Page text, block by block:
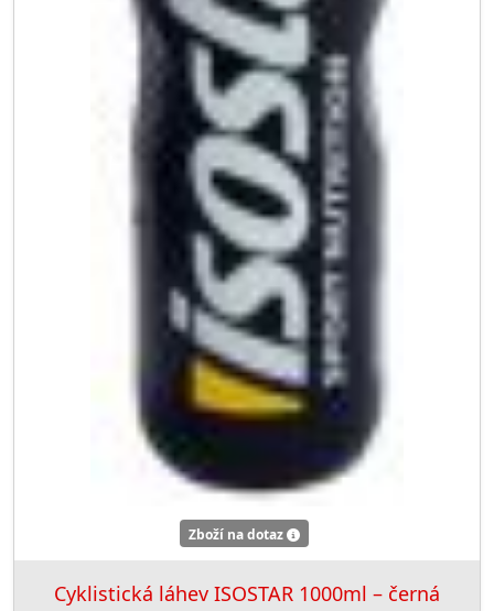
Zboží na dotaz
Cyklistická láhev ISOSTAR 1000ml – černá